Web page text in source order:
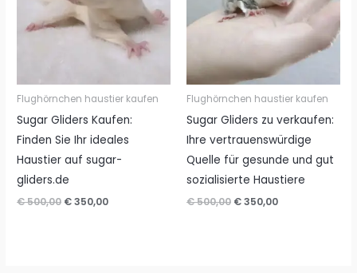
Flughörnchen haustier kaufen
Sugar Gliders Kaufen:
Finden Sie Ihr ideales
Haustier auf sugar-
gliders.de
€500,00 Ursprünglicher
€350,00Aktueller
Flughörnchen haustier kaufen
Sugar Gliders zu verkaufen:
Ihre vertrauenswürdige
Quelle für gesunde und gut
sozialisierte Haustiere
€500,00 Ursprünglicher
€350,00Aktueller